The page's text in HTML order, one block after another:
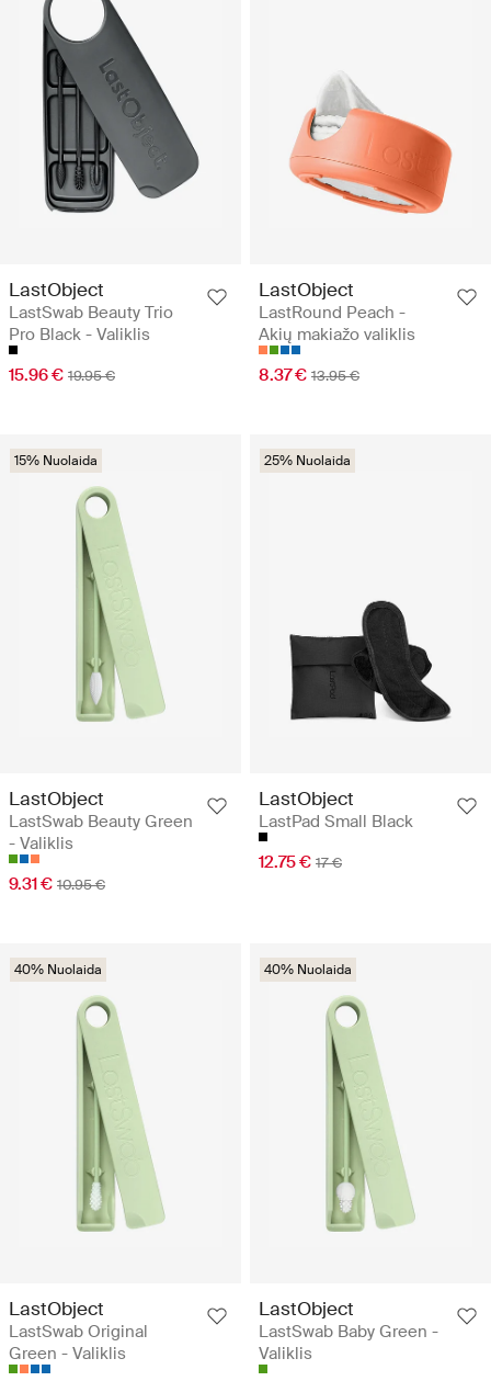
LastObject
LastSwab Beauty Trio
Pro Black - Valiklis
15.96 € 19.95 €
LastObject
LastRound Peach -
Akių makiažo valiklis
8.37 € 13.95 €
15% Nuolaida
LastObject
LastSwab Beauty Green
- Valiklis
9.31 € 10.95 €
25% Nuolaida
LastObject
LastPad Small Black
12.75 € 17 €
40% Nuolaida
LastObject
LastSwab Original
Green - Valiklis
40% Nuolaida
LastObject
LastSwab Baby Green -
Valiklis